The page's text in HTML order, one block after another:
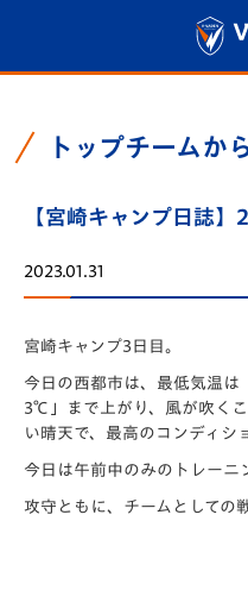
トップチームか
【宮崎キャンプ日誌
2023.01.31
宮崎キャンプ3日目。
今日の西都市は、最低気温
3℃」まで上がり、風が吹くこ
い晴天で、最高のコンディシ
今日は午前中のみのトレーニ
攻守ともに、チームとしての